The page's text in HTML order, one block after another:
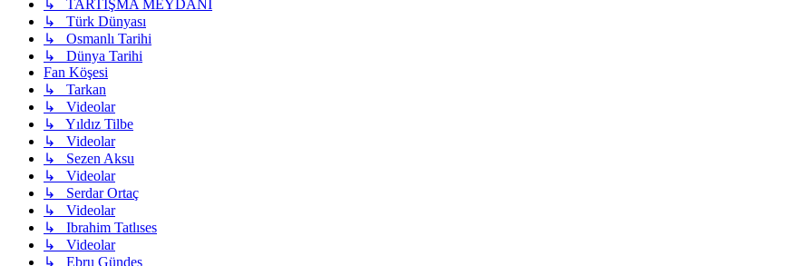
↳ TARTIŞMA MEYDANI
↳ Türk Dünyası
↳ Osmanlı Tarihi
↳ Dünya Tarihi
Fan Köşesi
↳ Tarkan
↳ Videolar
↳ Yıldız Tilbe
↳ Videolar
↳ Sezen Aksu
↳ Videolar
↳ Serdar Ortaç
↳ Videolar
↳ Ibrahim Tatlıses
↳ Videolar
↳ Ebru Gündeş